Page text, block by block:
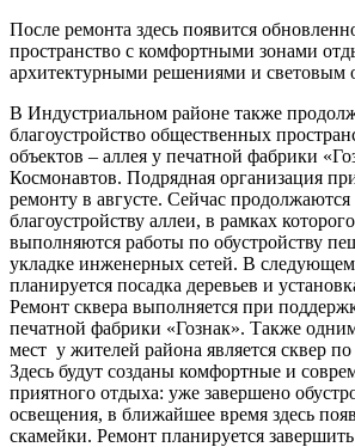
После ремонта здесь появится
пространство с комфортными зонами
архитектурными решениями и световым
В Индустриальном районе также
благоустройство общественных
объектов – аллея у печатной фабрики
Космонавтов. Подрядная организация
ремонту в августе. Сейчас
благоустройству аллеи, в рамках
выполняются работы по обустройству
укладке инженерных сетей. В следующем
планируется посадка деревьев и
Ремонт сквера выполняется при
печатной фабрики «Гознак». Также
мест у жителей района является сквер
Здесь будут созданы комфортные и
приятного отдыха: уже завершено
освещения, в ближайшее время здесь
скамейки. Ремонт планируется